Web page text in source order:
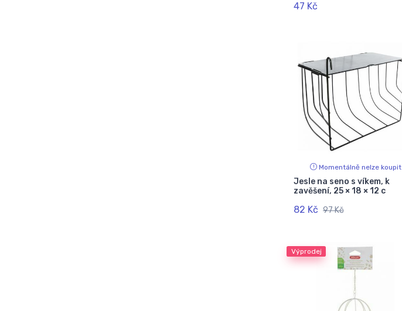
47 Kč
Momentálně nelze koupit
Jesle na seno s víkem, k
zavěšení, 25 × 18 × 12 c
82 Kč 97 Kč
Výprodej